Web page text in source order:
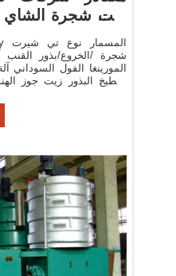
زيت شجرة
شجرة /الخروع/بذور القنب
المورينغا الفول
البطيخ البذور زيت جوز